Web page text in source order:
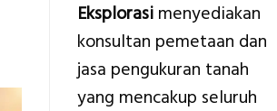
Eksplorasimenyediakan
konsultan pemetaan dan
jasa pengukuran tanah
yang mencakup seluruh